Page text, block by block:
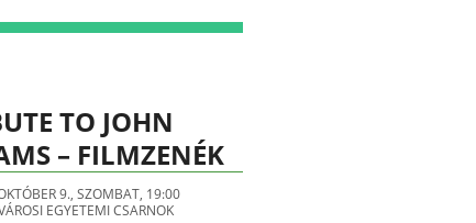
TO JOHN
– FILMZENÉK
9., SZOMBAT, 19:00
EGYETEMI CSARNOK